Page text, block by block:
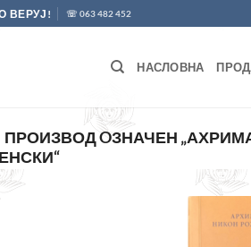
ВЕРУЈ! ☏ 063 482 452
НАСЛОВНА
ПРОИЗВОД OЗНАЧЕН